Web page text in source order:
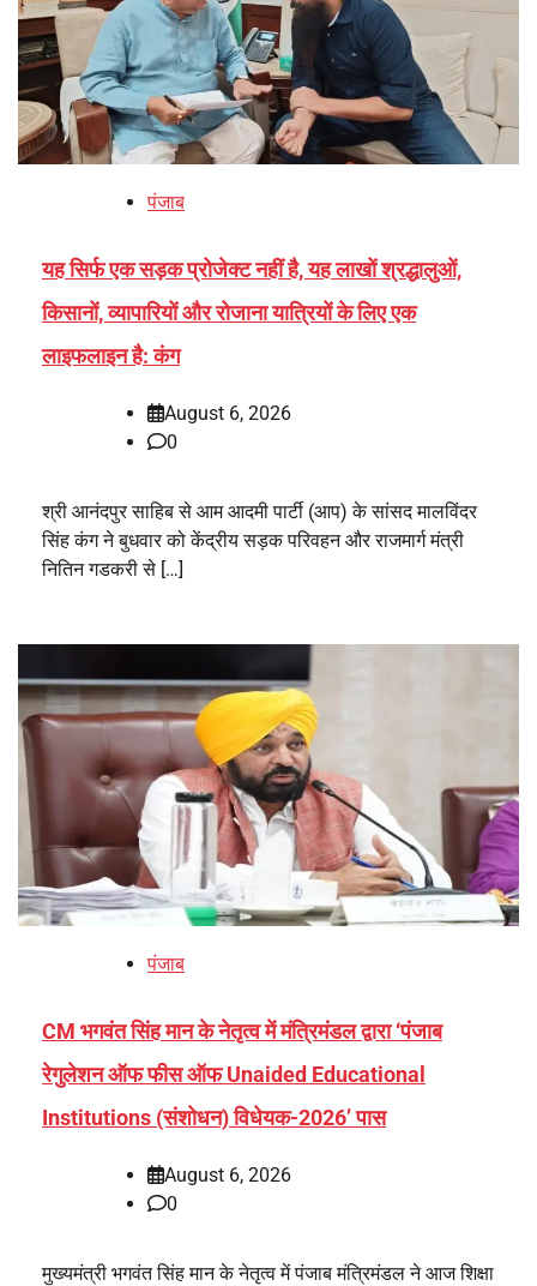
पंजाब
यह सिर्फ एक सड़क प्रोजेक्ट नहीं है, यह लाखों श्रद्धालुओं,
किसानों, व्यापारियों और रोजाना यात्रियों के लिए एक
लाइफलाइन है: कंग
August 6, 2026
0
श्री आनंदपुर साहिब से आम आदमी पार्टी (आप) के सांसद मालविंदर
सिंह कंग ने बुधवार को केंद्रीय सड़क परिवहन और राजमार्ग मंत्री
नितिन गडकरी से […]
पंजाब
CM भगवंत सिंह मान के नेतृत्व में मंत्रिमंडल द्वारा ‘पंजाब
रेगुलेशन ऑफ फीस ऑफ Unaided Educational
Institutions (संशोधन) विधेयक-2026’ पास
August 6, 2026
0
मुख्यमंत्री भगवंत सिंह मान के नेतृत्व में पंजाब मंत्रिमंडल ने आज शिक्षा